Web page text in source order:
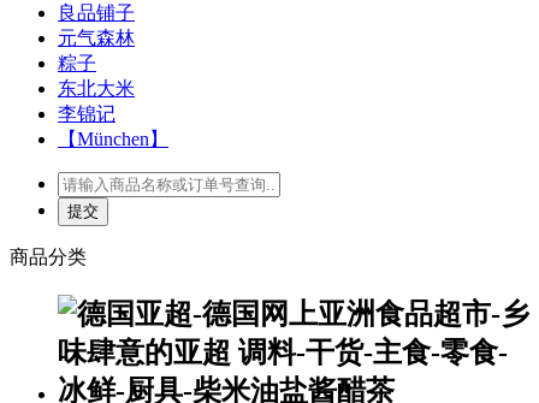
良品铺子
元气森林
粽子
东北大米
李锦记
【München】
商品分类